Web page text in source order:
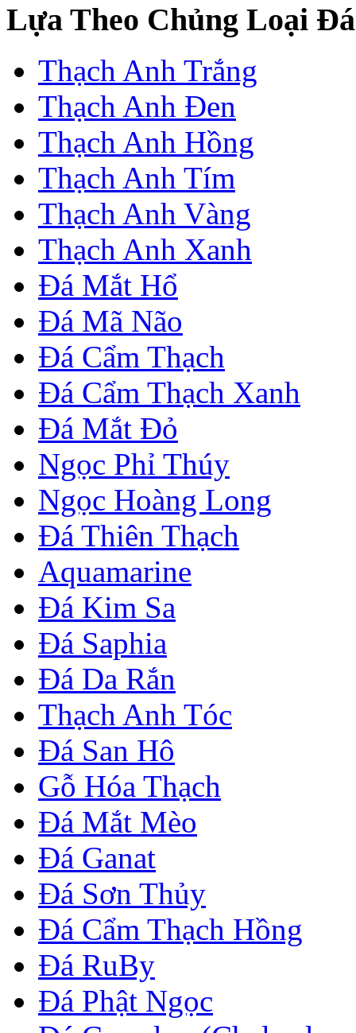
Lựa Theo Chủng Loại Đá
Thạch Anh Trắng
Thạch Anh Đen
Thạch Anh Hồng
Thạch Anh Tím
Thạch Anh Vàng
Thạch Anh Xanh
Đá Mắt Hổ
Đá Mã Não
Đá Cẩm Thạch
Đá Cẩm Thạch Xanh
Đá Mắt Đỏ
Ngọc Phỉ Thúy
Ngọc Hoàng Long
Đá Thiên Thạch
Aquamarine
Đá Kim Sa
Đá Saphia
Đá Da Rắn
Thạch Anh Tóc
Đá San Hô
Gỗ Hóa Thạch
Đá Mắt Mèo
Đá Ganat
Đá Sơn Thủy
Đá Cẩm Thạch Hồng
Đá RuBy
Đá Phật Ngọc